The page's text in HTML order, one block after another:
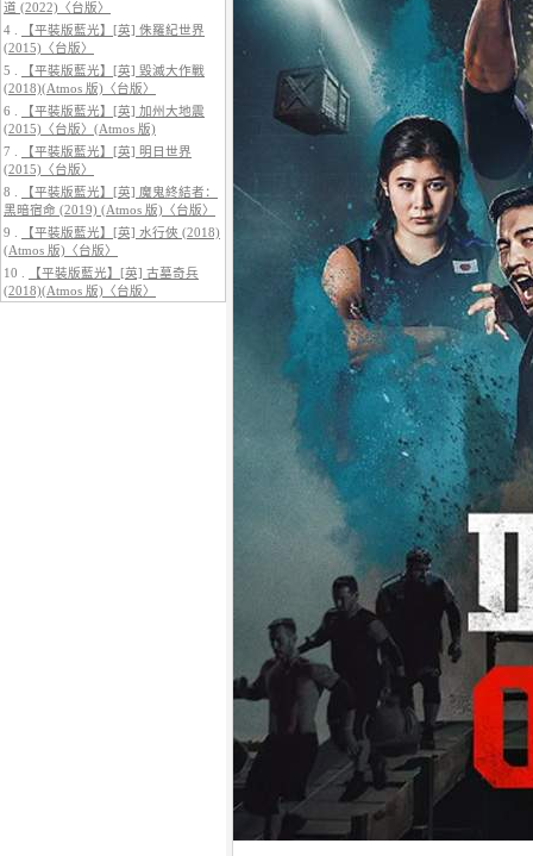
5.【平裝版藍光】[英] 巔峰獵殺
(2026)
道 (2022)〈台版〉
4 .
【平裝版藍光】[英] 侏羅紀世界
(2015)〈台版〉
5 .
【平裝版藍光】[英] 毀滅大作戰
(2018)(Atmos 版)〈台版〉
6 .
【平裝版藍光】[英] 加州大地震
(2015)〈台版〉(Atmos 版)
7 .
【平裝版藍光】[英] 明日世界
(2015)〈台版〉
8 .
【平裝版藍光】[英] 魔鬼終結者：
黑暗宿命 (2019) (Atmos 版)〈台版〉
9 .
【平裝版藍光】[英] 水行俠 (2018)
(Atmos 版)〈台版〉
10 .
【平裝版藍光】[英] 古墓奇兵
(2018)(Atmos 版)〈台版〉